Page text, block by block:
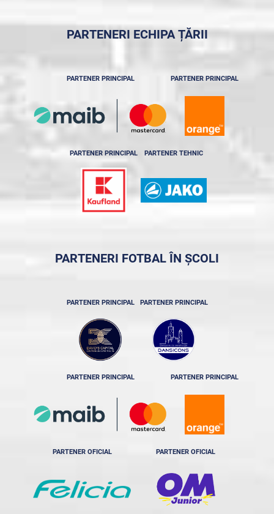
PARTENERI ECHIPA ȚĂRII
PARTENER PRINCIPAL PARTENER PRINCIPAL
PARTENER PRINCIPAL PARTENER TEHNIC
PARTENERI FOTBAL ÎN ȘCOLI
PARTENER PRINCIPAL PARTENER PRINCIPAL
PARTENER PRINCIPAL PARTENER PRINCIPAL
PARTENER OFICIAL PARTENER OFICIAL